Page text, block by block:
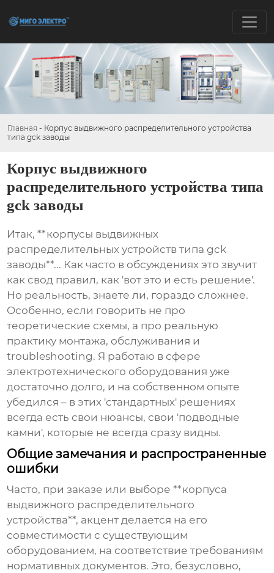
Главная - Корпус выдвижного распределительного устройства
типа gck заводы
Корпус выдвижного
распределительного устройства типа
gck заводы
Итак, **корпусы выдвижных
распределительных устройств типа gck
заводы**... Как часто в обсуждениях это звучит
как свод правил, как 'вот это и есть решение'.
Но реальность, знаете ли, гораздо сложнее.
Особенно, если говорить не про
теоретические схемы, а про реальную
практику монтажа, обслуживания и
troubleshooting. Я работаю в сфере
электротехнического оборудования уже
достаточно долго, и на собственном опыте
убедился – в этих 'стандартных' решениях
всегда есть свои нюансы, свои 'подводные
камни', которые не всегда сразу видны.
Общие замечания и распространенные
ошибки
Часто, при заказе или выборе **корпуса
выдвижного распределительного
устройства**, акцент делается на его
совместимости с существующим
оборудованием, на соответствие требованиям
нормативных документов. Это, безусловно,